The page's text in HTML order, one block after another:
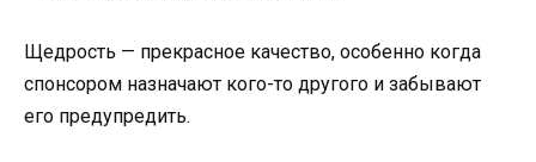
Щедрость — прекрасное качество, особенно когда
спонсором назначают кого-то другого и забывают
его предупредить.